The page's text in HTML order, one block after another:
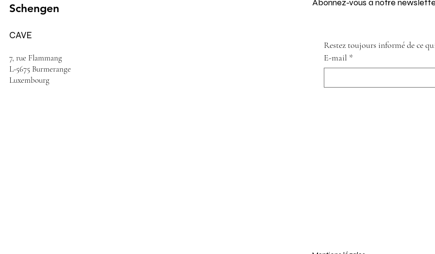
Abonnez-vous à notre
Restez toujours informé de ce
E-mail *
CAVE
7, rue Flammang
L-5675 Burmerange
Luxembourg
Schengen